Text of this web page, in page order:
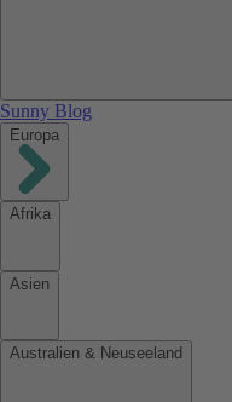
Sunny Blog
Europa
Afrika
Asien
Australien & Neuseeland